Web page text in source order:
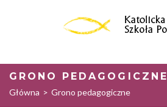
GRONO PEDAGOGICZNE
Główna > Grono pedagogiczne